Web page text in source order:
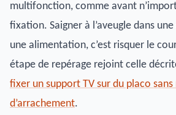
multifonction, comme avant
fixation. Saigner à l’aveugle dans
une alimentation, c’est risquer le
étape de repérage rejoint celle
fixer un support TV sur du placo sans
d’arrachement.